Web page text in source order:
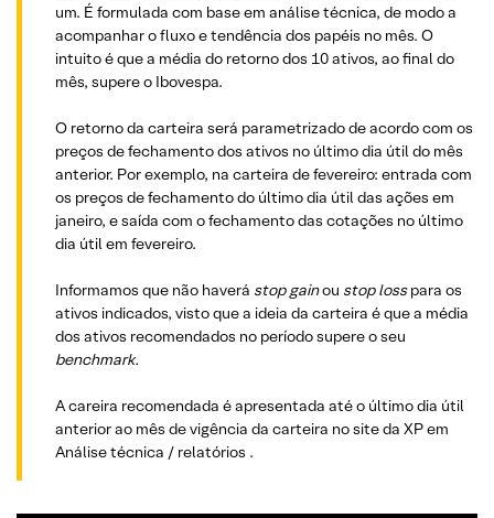
um. É formulada com base em análise técnica, de modo a
acompanhar o fluxo e tendência dos papéis no mês. O
intuito é que a média do retorno dos 10 ativos, ao final do
mês, supere o Ibovespa.
O retorno da carteira será parametrizado de acordo com os
preços de fechamento dos ativos no último dia útil do mês
anterior. Por exemplo, na carteira de fevereiro: entrada com
os preços de fechamento do último dia útil das ações em
janeiro, e saída com o fechamento das cotações no último
dia útil em fevereiro.
Informamos que não haverá stop gainou stop losspara os
ativos indicados, visto que a ideia da carteira é que a média
dos ativos recomendados no período supere o seu
benchmark.
A careira recomendada é apresentada até o último dia útil
anterior ao mês de vigência da carteira no site da XP em
Análise técnica / relatórios .